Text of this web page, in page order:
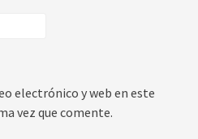
electrónico y web en este
vez que comente.